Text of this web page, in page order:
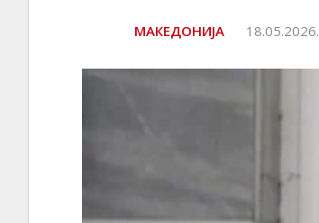
МАКЕДОНИЈА 18.05.2026.